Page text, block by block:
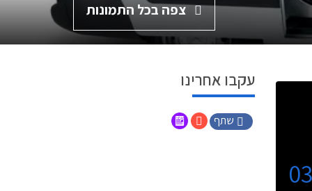
צפה בכל התמונות
עקבו אחרינו
שתף